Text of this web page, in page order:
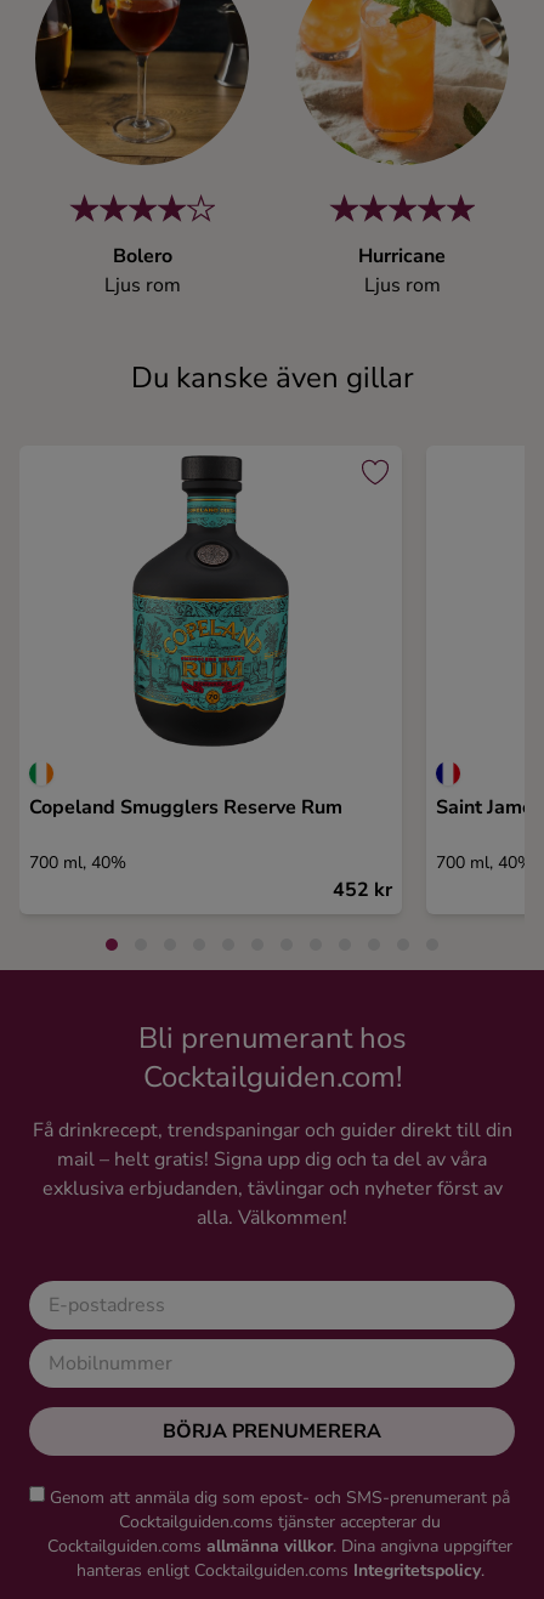
Bolero
Ljus rom
Hurricane
Ljus rom
Du kanske även gillar
Copeland Smugglers Reserve Rum
700 ml, 40%
452 kr
Saint
700 ml, 40%
Bli prenumerant hos
Cocktailguiden.com!
Få drinkrecept, trendspaningar och guider direkt till din
mail – helt gratis! Signa upp dig och ta del av våra
exklusiva erbjudanden, tävlingar och nyheter först av
alla. Välkommen!
BÖRJA PRENUMERERA
Genom att anmäla dig som epost- och SMS-prenumerant på
Cocktailguiden.coms tjänster accepterar du
Cocktailguiden.coms allmänna villkor. Dina angivna uppgifter
hanteras enligt Cocktailguiden.coms Integritetspolicy.